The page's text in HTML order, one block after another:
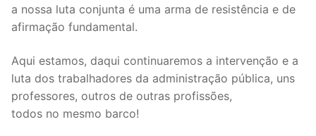
1º CICLO
ENSINO ARTÍSTICO
EDUCAÇÃO ESPECIAL
a nossa luta conjunta é uma arma de resistência e de
afirmação fundamental.
Aqui estamos, daqui continuaremos a intervenção e a
luta dos trabalhadores da administração pública, uns
professores, outros de outras profissões,
todos no mesmo barco!